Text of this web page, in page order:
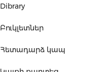
Dibrary
Բուկլետներ
Հետադարձ կապ